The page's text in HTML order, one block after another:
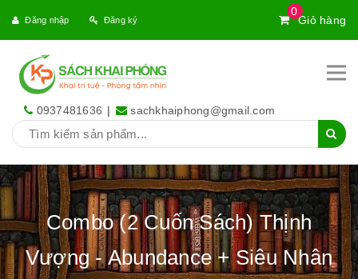
0
Giỏ hàng
Đăng nhập Đăng ký
0937481636 | sachkhaiphong@gmail.com
Combo (2 Cuốn Sách) Thịnh
Vượng - Abundance + Siêu Nhân